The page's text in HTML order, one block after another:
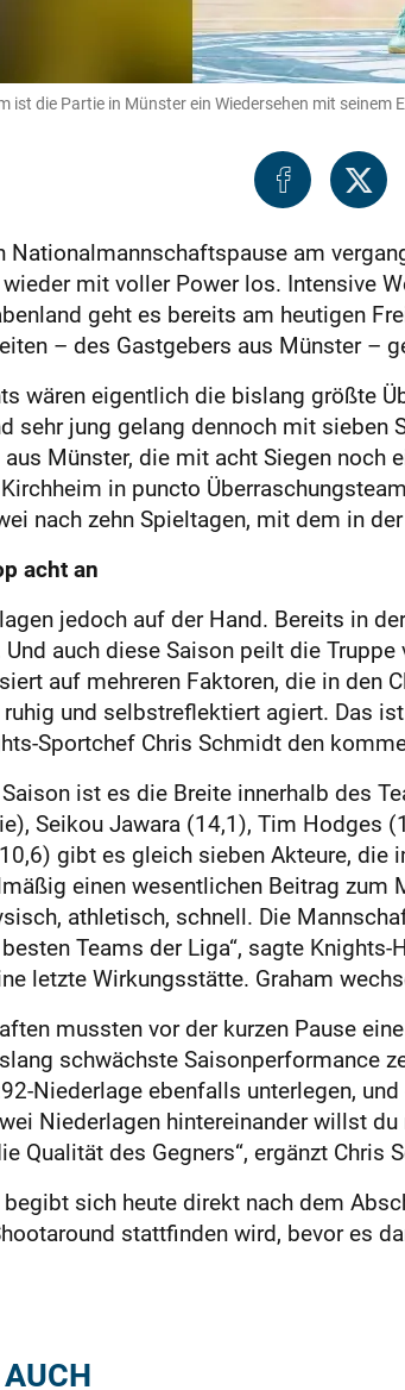
ist die Partie in Münster ein Wiedersehen mit seinem
National­mannschaftspause am
mit voller Power los. Intensive
geht es bereits am heutigen
– des Gastgebers aus Münster –
wären eigentlich die bislang größte
sehr jung gelang dennoch mit
Müns­ter, die mit acht Siegen
in puncto
nach zehn Spieltagen, mit dem in
acht an
jedoch auf der Hand. Bereits in
auch diese Saison peilt die
auf mehreren Faktoren, die in den
ruhig und selbstreflektiert agiert. Das
Sportchef Chris Schmidt den
ist es die Breite innerhalb des
Seikou Jawara (14,1), Tim Hodges
gibt es gleich sieben Akteure,
einen wesentlichen Beitrag
athletisch, schnell. Die
Teams der Liga“, sagte
letzte Wirkungsstätte. Graham
mussten vor der kurzen Pause
schwächste Saisonperformance
Niederlage ebenfalls ­unterlegen,
Niederlagen hintereinander willst
Qualität des Gegners“, ergänzt Chris
begibt sich heute direkt nach dem
stattfinden wird, bevor es